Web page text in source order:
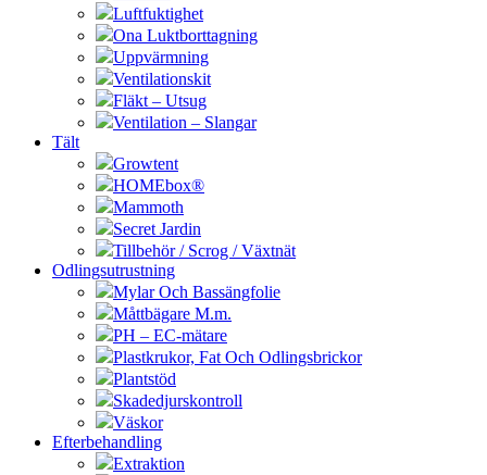
Luftfuktighet
Ona Luktborttagning
Uppvärmning
Ventilationskit
Fläkt – Utsug
Ventilation – Slangar
Tält
Growtent
HOMEbox®
Mammoth
Secret Jardin
Tillbehör / Scrog / Växtnät
Odlingsutrustning
Mylar Och Bassängfolie
Måttbägare M.m.
PH – EC-mätare
Plastkrukor, Fat Och Odlingsbrickor
Plantstöd
Skadedjurskontroll
Väskor
Efterbehandling
Extraktion